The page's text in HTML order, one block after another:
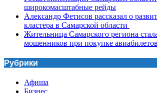
широкомасштабные рейды
Александр Фетисов рассказал о
кластера в Самарской области
Жительница Самарского региона
мошенников при покупке авиабилетов
Рубрики
Афиша